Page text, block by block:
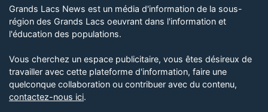
Grands Lacs News est un média d'information de la sous-
région des Grands Lacs oeuvrant dans l'information et
l'éducation des populations.
Vous cherchez un espace publicitaire, vous êtes désireux de
travailler avec cette plateforme d'information, faire une
quelconque collaboration ou contribuer avec du contenu,
contactez-nous ici.